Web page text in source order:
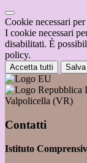
Cookie necessari
I cookie necessari
disabilitati. È
policy.
Accetta tutti
Valpolicella (VR)
Contatti
Istituto